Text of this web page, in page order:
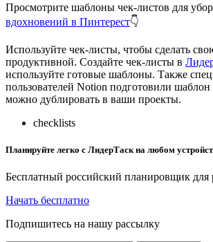
Просмотрите шаблоны чек-листов для
вдохновений в Пинтерест👇
Используйте чек-листы, чтобы сделать
продуктивной. Создайте чек-листы в
используйте готовые шаблоны. Также
пользователей Notion подготовили шаблон
можно дублировать в ваши проекты.
checklists
Планируйте легко с ЛидерТаск на любом
Бесплатный российский планировщик
Начать бесплатно
Подпишитесь на нашу рассылку